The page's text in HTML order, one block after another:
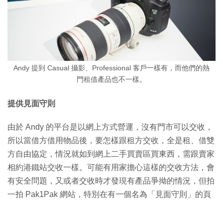
Andy 提到 Casual 攝影、Professional 客戶一樣有，而他們的熱
門租借產品也不一樣。
提供見面守則
由於 Andy 的平台是以網上方式營運，沒有門市可以交收，
所以當借方借用物品後，要怎樣跟租方交收，全是租、借雙
方自由協定，情況就如到網上二手買賣區買東西，需跟賣家
相約港鐵站交收一樣。可能有用家擔心這樣的交收方法，會
有安全問題，又或者交收時才發現有產品爭拗的情況，但拍
一拍 Pak1Pak 網站，特別在有一個名為「見面守則」的頁